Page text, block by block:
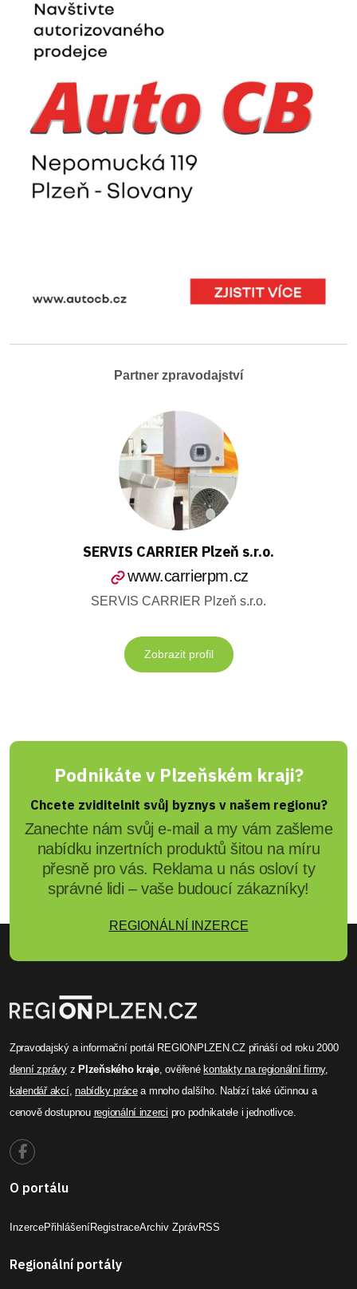
Partner zpravodajství
SERVIS CARRIER Plzeň s.r.o.
www.carrierpm.cz
SERVIS CARRIER Plzeň s.r.o.
Zobrazit profil
Podnikáte v Plzeňském kraji?
Chcete zviditelnit svůj byznys v našem regionu?
Zanechte nám svůj e-mail a my vám zašleme
nabídku inzertních produktů šitou na míru
přesně pro vás. Reklama u nás osloví ty
správné lidi – vaše budoucí zákazníky!
REGIONÁLNÍ INZERCE
Zpravodajský a informační portál REGIONPLZEN.CZ přináší od roku 2000
denní zprávyzPlzeňského kraje, ověřenékontakty na regionální firmy,
kalendář akcí,nabídky prácea mnoho dalšího. Nabízí také účinnou a
cenově dostupnou regionální inzerci pro podnikatele i jednotlivce.
O portálu
InzercePřihlášeníRegistraceArchiv ZprávRSS
Regionální portály